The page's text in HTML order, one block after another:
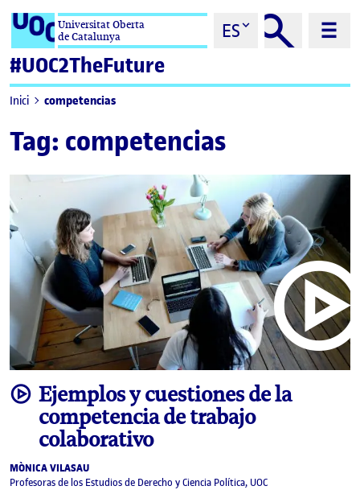
Saltar al contenidoUniversitat Oberta
de Catalunya
ES
#UOC2TheFuture
Inici competencias
Tag: competencias
videoEjemplos y cuestiones de la
competencia de trabajo
colaborativo
MÒNICA VILASAU
Profesoras de los Estudios de Derecho y Ciencia Política, UOC